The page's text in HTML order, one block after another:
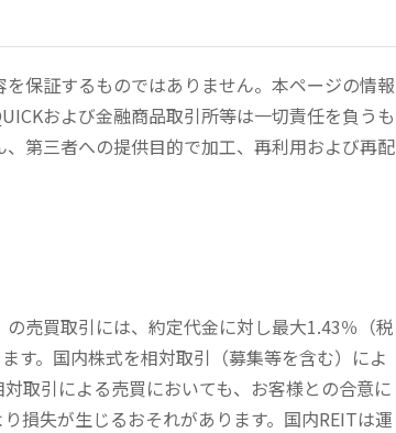
保証するものではありません。本ページの情報
および金融商品取引所等は一切責任を負うも
第三者への提供目的で加工、再利用および再配
売買取引には、約定代金に対し最大1.43％（税
す。国内株式を相対取引（募集等を含む）によ
取引による売買においても、お客様との合意に
損失が生じるおそれがあります。国内REITは運